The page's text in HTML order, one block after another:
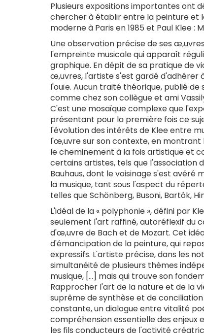
Plusieurs expositions importantes ont
chercher à établir entre la peinture et
moderne à Paris en 1985 et Paul Klee :
Une observation précise de ses
l'empreinte musicale qui apparaît
graphique. En dépit de sa pratique de
œ,uvres, l'artiste s'est gardé d'adhérer
l'ouïe. Aucun traité théorique, publié
comme chez son collègue et ami
C'est une mosaïque complexe que
présentant pour la première fois ce
l'évolution des intérêts de Klee entre
l'œ,uvre sur son contexte, en montrant
le cheminement à la fois artistique et
certains artistes, tels que l'association
Bauhaus, dont le voisinage s'est avéré
la musique, tant sous l'aspect du
telles que Schönberg, Busoni, Bartók,
L'idéal de la « polyphonie », défini par
seulement l'art raffiné, autoréflexif du
d'œ,uvre de Bach et de Mozart. Cet
d'émancipation de la peinture, qui
expressifs. L'artiste précise, dans les
simultanéité de plusieurs thèmes
musique, [...] mais qui trouve son
Rapprocher l'art de la nature et de la
suprême de synthèse et de
constante, un dialogue entre vitalité
compréhension essentielle des
les fils conducteurs de l'activité